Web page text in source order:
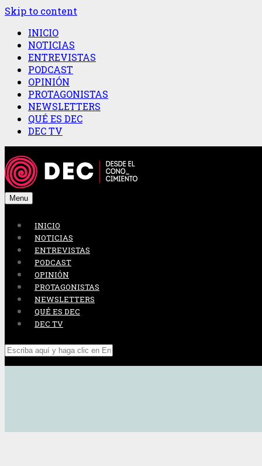
Skip to content
INICIO
NOTICIAS
ENTREVISTAS
PODCAST
OPINIÓN
PROTAGONISTAS
NEWSLETTERS
QUÉ ES DEC
DEC TV
Menu
INICIO
NOTICIAS
ENTREVISTAS
PODCAST
OPINIÓN
PROTAGONISTAS
NEWSLETTERS
QUÉ ES DEC
DEC TV